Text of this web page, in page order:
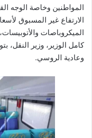
المواطنين وخاصة الوجه
الارتفاع غير المسبوق
الميكروباصات
كامل الوزير، وزير النقل،
وعادية الروسي.